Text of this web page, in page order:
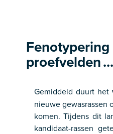
proefvelden ...
Gemiddeld duurt het
nieuwe gewasrassen
komen. Tijdens dit
kandidaat-rassen